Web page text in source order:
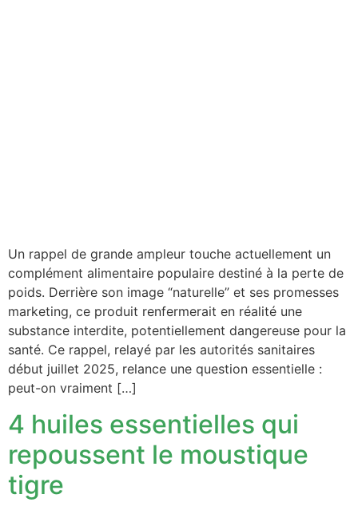
Un rappel de grande ampleur touche actuellement un
complément alimentaire populaire destiné à la perte de
poids. Derrière son image “naturelle” et ses promesses
marketing, ce produit renfermerait en réalité une
substance interdite, potentiellement dangereuse pour la
santé. Ce rappel, relayé par les autorités sanitaires
début juillet 2025, relance une question essentielle :
peut-on vraiment […]
4 huiles essentielles qui
repoussent le moustique
tigre